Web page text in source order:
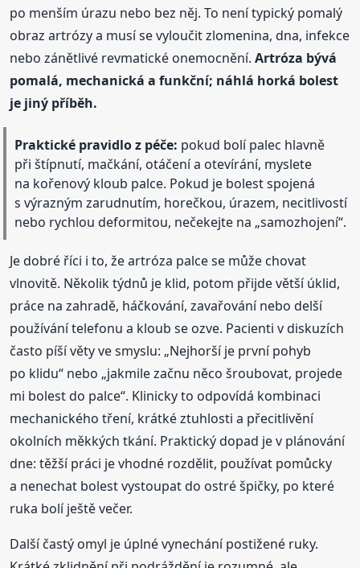
po menším úrazu nebo bez něj. To není typický pomalý
obraz artrózy a musí se vyloučit zlomenina, dna, infekce
nebo zánětlivé revmatické onemocnění.Artróza bývá
pomalá, mechanická a funkční; náhlá horká bolest
je jiný příběh.
Praktické pravidlo z péče: pokud bolí palec hlavně
při štípnutí, mačkání, otáčení a otevírání, myslete
na kořenový kloub palce. Pokud je bolest spojená
s výrazným zarudnutím, horečkou, úrazem, necitlivostí
nebo rychlou deformitou, nečekejte na „samozhojení“.
Je dobré říci i to, že artróza palce se může chovat
vlnovitě. Několik týdnů je klid, potom přijde větší úklid,
práce na zahradě, háčkování, zavařování nebo delší
používání telefonu a kloub se ozve. Pacienti v diskuzích
často píší věty ve smyslu: „Nejhorší je první pohyb
po klidu“ nebo „jakmile začnu něco šroubovat, projede
mi bolest do palce“. Klinicky to odpovídá kombinaci
mechanického tření, krátké ztuhlosti a přecitlivění
okolních měkkých tkání. Praktický dopad je v plánování
dne: těžší práci je vhodné rozdělit, používat pomůcky
a nenechat bolest vystoupat do ostré špičky, po které
ruka bolí ještě večer.
Další častý omyl je úplné vynechání postižené ruky.